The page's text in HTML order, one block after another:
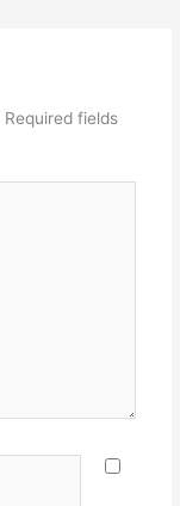
Required fields